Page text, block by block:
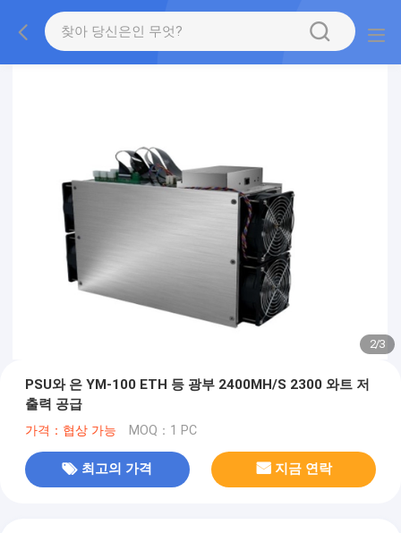
2/3
PSU와 은 YM-100 ETH 등 광부 2400MH/S 2300 와트 저
출력 공급
가격：협상 가능 MOQ：1 PC
최고의 가격 지금 연락